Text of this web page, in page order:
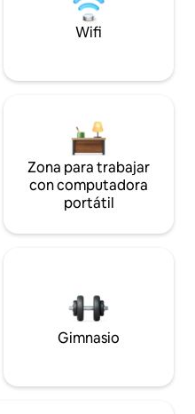
Wifi
Zona para trabajar
con computadora
portátil
Gimnasio